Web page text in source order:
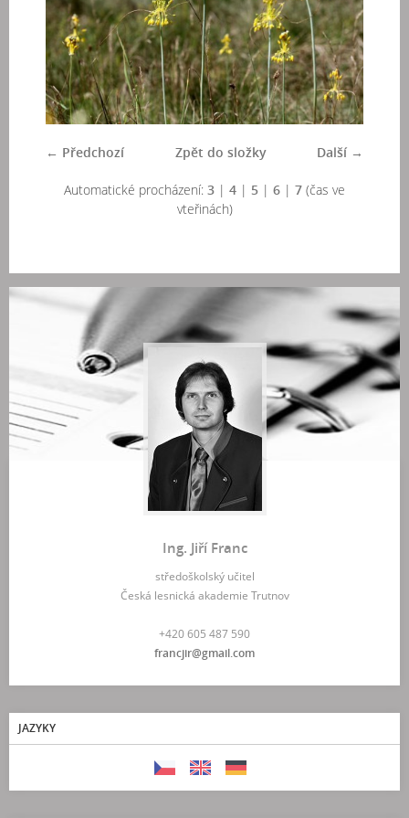
← Předchozí Další →
Zpět do složky
Automatické procházení: 3 | 4 | 5 | 6 | 7 (čas ve
vteřinách)
Ing. Jiří Franc
středoškolský učitel
Česká lesnická akademie Trutnov
+420 605 487 590
francjir@gmail.com
JAZYKY